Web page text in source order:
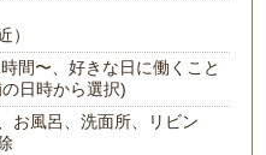
）
間〜、好きな日に働くこと
日時から選択)
お風呂、洗面所、リビン